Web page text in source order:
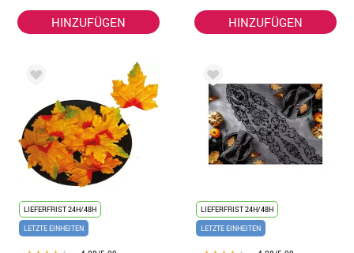
HINZUFÜGEN HINZUFÜGEN
LIEFERFRIST 24H/48H
LETZTE EINHEITEN
LIEFERFRIST 24H/48H
LETZTE EINHEITEN